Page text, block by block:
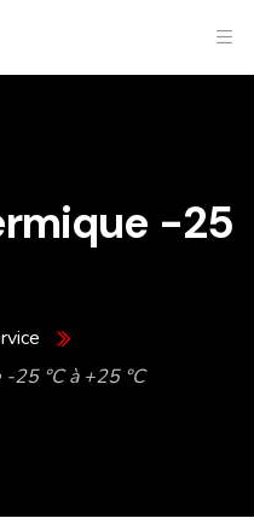
-25
25 °C à +25 °C